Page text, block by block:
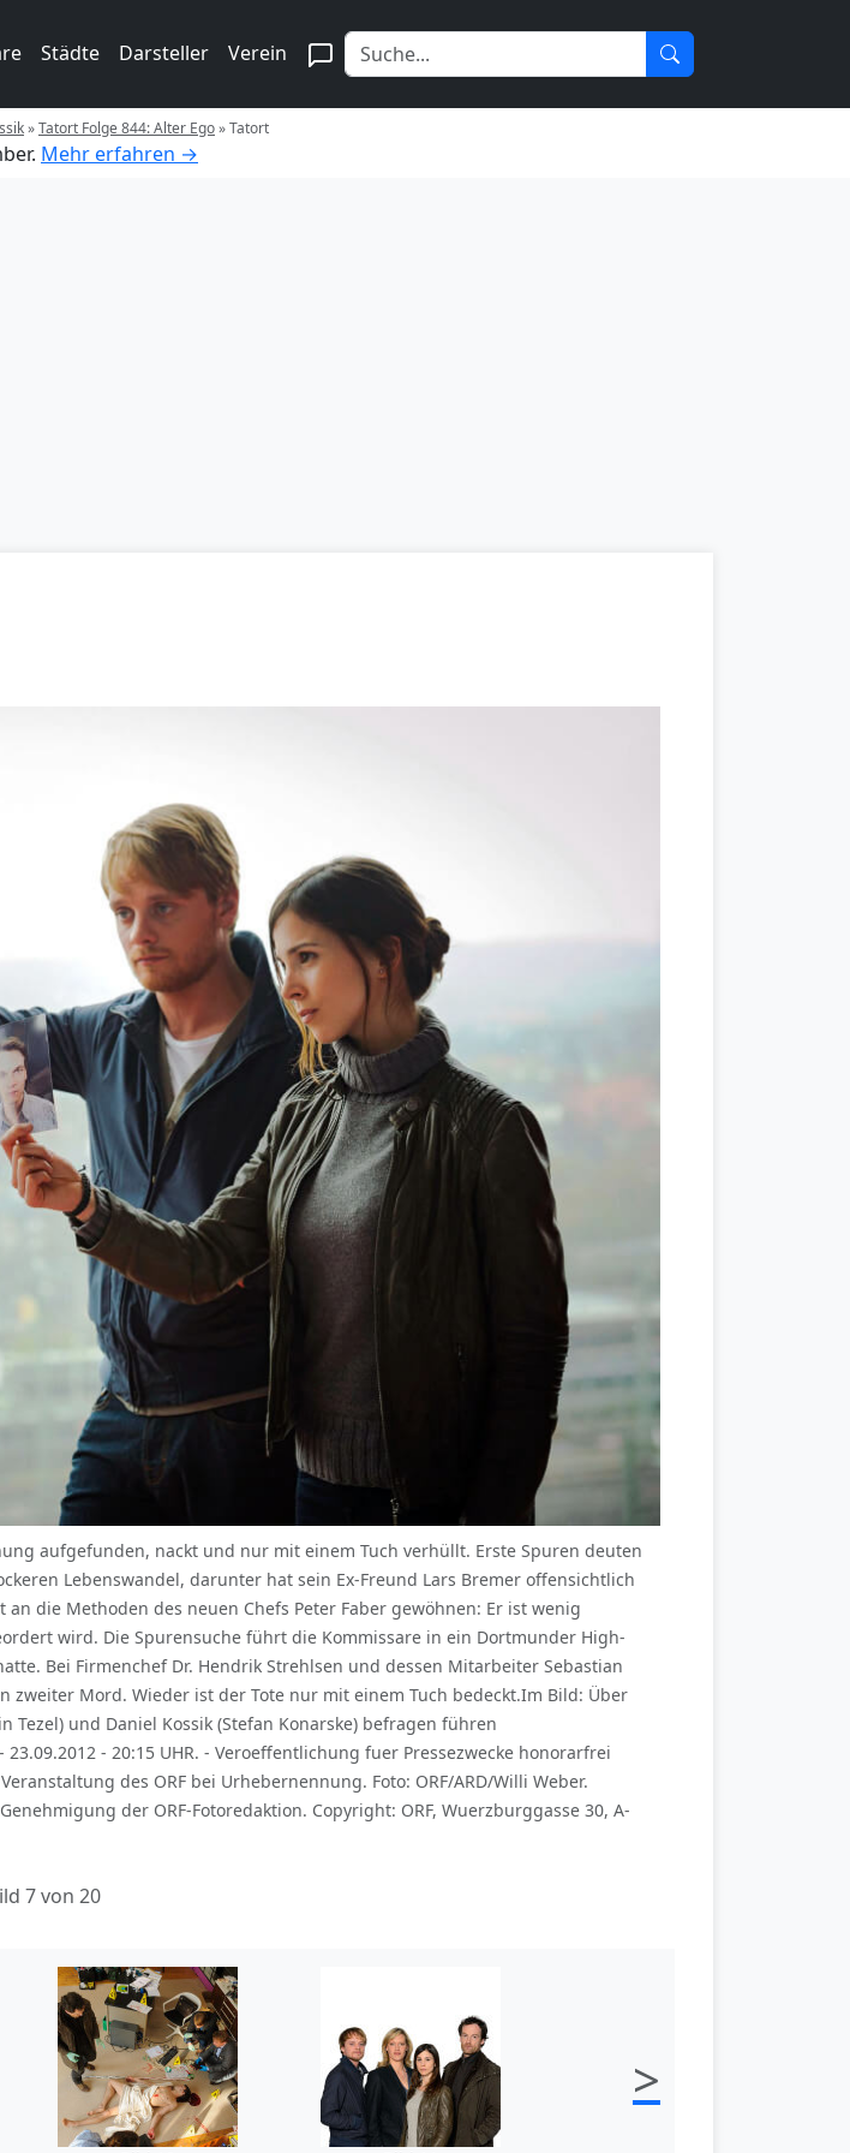
Städte Darsteller Verein
»Tatort Folge 844: Alter Ego»Tatort
Mehr erfahren →
aufgefunden, nackt und nur mit einem Tuch verhüllt. Erste Spuren deuten
Lebenswandel, darunter hat sein Ex-Freund Lars Bremer offensichtlich
die Methoden des neuen Chefs Peter Faber gewöhnen: Er ist wenig
wird. Die Spurensuche führt die Kommissare in ein Dortmunder High-
Bei Firmenchef Dr. Hendrik Strehlsen und dessen Mitarbeiter Sebastian
Mord. Wieder ist der Tote nur mit einem Tuch bedeckt.Im Bild: Über
und Daniel Kossik (Stefan Konarske) befragen führen
- 20:15 UHR. - Veroeffentlichung fuer Pressezwecke honorarfrei
des ORF bei Urhebernennung. Foto: ORF/ARD/Willi Weber.
der ORF-Fotoredaktion. Copyright: ORF, Wuerzburggasse 30, A-
7 von 20
>